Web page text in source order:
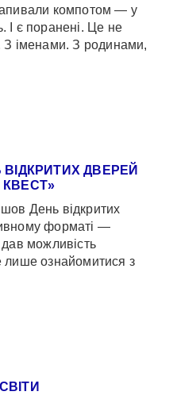
компотом — у
І є поранені. Це не
З іменами. З родинами,
ДВЕРЕЙ
День відкритих
форматі —
можливість
лише ознайомитися з